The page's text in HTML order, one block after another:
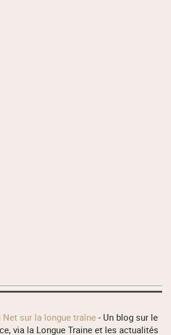
sur la longue traîne - Un blog sur le
via la Longue Traine et les actualités